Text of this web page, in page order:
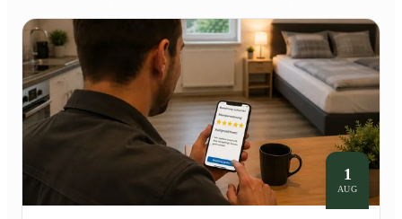
1
AUG